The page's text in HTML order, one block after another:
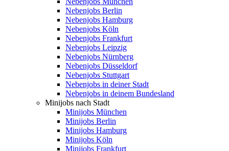
Nebenjobs Berlin
Nebenjobs Hamburg
Nebenjobs Köln
Nebenjobs Frankfurt
Nebenjobs Leipzig
Nebenjobs Nürnberg
Nebenjobs Düsseldorf
Nebenjobs Stuttgart
Nebenjobs in deiner Stadt
Nebenjobs in deinem Bundesland
Minijobs nach Stadt
Minijobs München
Minijobs Berlin
Minijobs Hamburg
Minijobs Köln
Minijobs Frankfurt